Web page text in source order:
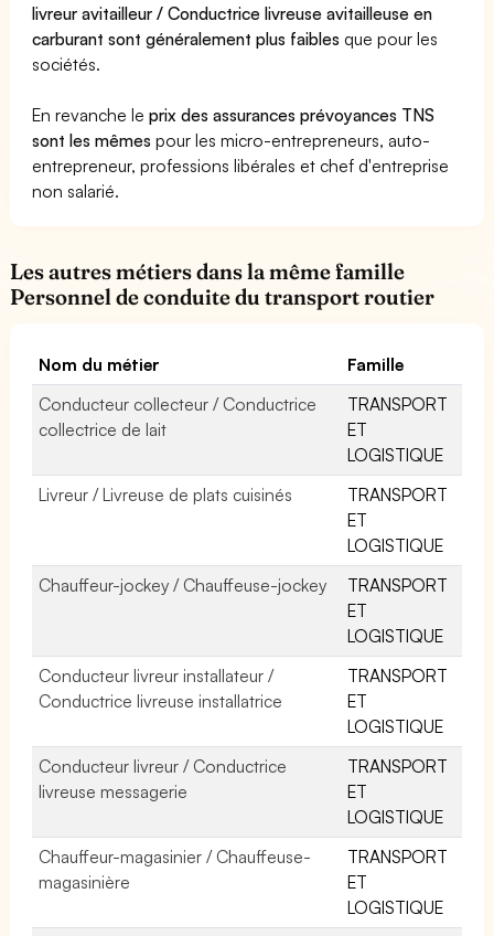
livreur avitailleur / Conductrice livreuse avitailleuse en
carburant sont généralement plus faibles que pour les
sociétés.
En revanche leprix des assurances prévoyances TNS
sont les mêmes pour les micro-entrepreneurs, auto-
entrepreneur, professions libérales et chef d'entreprise
non salarié.
Les autres métiers dans la même famille
Personnel de conduite du transport routier
Nom du métier
Famille
Conducteur collecteur / Conductrice
collectrice de lait
TRANSPORT
ET
LOGISTIQUE
Livreur / Livreuse de plats cuisinés
TRANSPORT
ET
LOGISTIQUE
Chauffeur-jockey / Chauffeuse-jockey
TRANSPORT
ET
LOGISTIQUE
Conducteur livreur installateur /
Conductrice livreuse installatrice
TRANSPORT
ET
LOGISTIQUE
Conducteur livreur / Conductrice
livreuse messagerie
TRANSPORT
ET
LOGISTIQUE
Chauffeur-magasinier / Chauffeuse-
magasinière
TRANSPORT
ET
LOGISTIQUE